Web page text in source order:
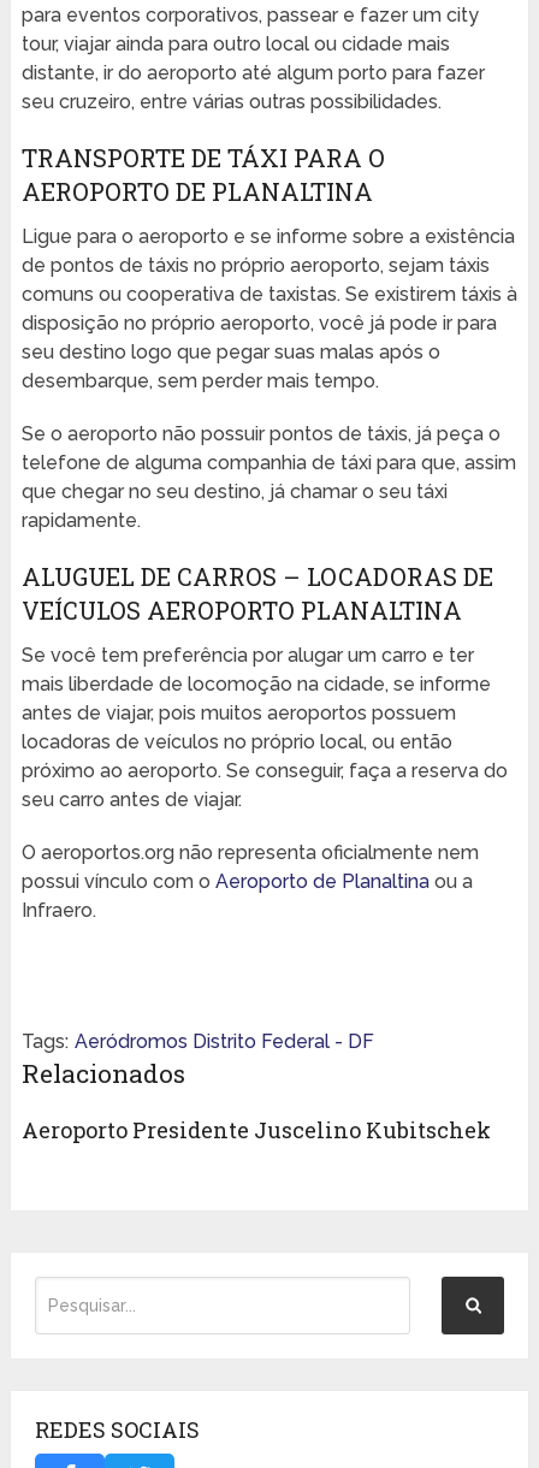
para eventos corporativos, passear e fazer um city
tour, viajar ainda para outro local ou cidade mais
distante, ir do aeroporto até algum porto para fazer
seu cruzeiro, entre várias outras possibilidades.
TRANSPORTE DE TÁXI PARA O
AEROPORTO DE PLANALTINA
Ligue para o aeroporto e se informe sobre a existência
de pontos de táxis no próprio aeroporto, sejam táxis
comuns ou cooperativa de taxistas. Se existirem táxis à
disposição no próprio aeroporto, você já pode ir para
seu destino logo que pegar suas malas após o
desembarque, sem perder mais tempo.
Se o aeroporto não possuir pontos de táxis, já peça o
telefone de alguma companhia de táxi para que, assim
que chegar no seu destino, já chamar o seu táxi
rapidamente.
ALUGUEL DE CARROS – LOCADORAS DE
VEÍCULOS AEROPORTO PLANALTINA
Se você tem preferência por alugar um carro e ter
mais liberdade de locomoção na cidade, se informe
antes de viajar, pois muitos aeroportos possuem
locadoras de veículos no próprio local, ou então
próximo ao aeroporto. Se conseguir, faça a reserva do
seu carro antes de viajar.
O aeroportos.org não representa oficialmente nem
possui vínculo com o Aeroporto de Planaltinaou a
Infraero.
Tags: Aeródromos Distrito Federal - DF
Relacionados
Aeroporto Presidente Juscelino Kubitschek
REDES SOCIAIS